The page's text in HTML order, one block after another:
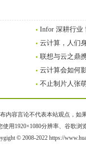
Infor 深耕行业
云计算，人们
联想与云之鼎
云计算会如何
不止制片人张
内容言论不代表本站观点，如
使用1920×1080分辨率、谷歌浏
© 2008-2022 https://